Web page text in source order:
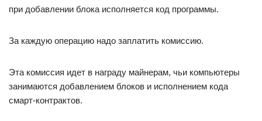
при добавлении блока исполняется код программы.
За каждую операцию надо заплатить комиссию.
Эта комиссия идет в награду майнерам, чьи компьютеры
занимаются добавлением блоков и исполнением кода
смарт-контрактов.